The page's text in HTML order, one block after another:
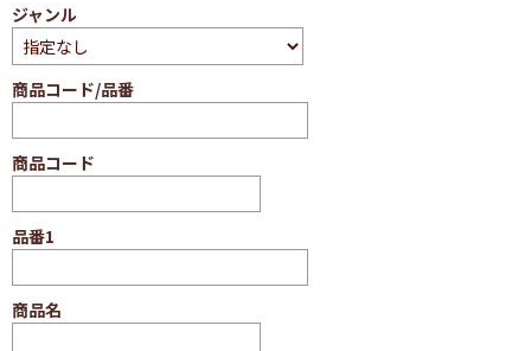
ジャンル
商品コード/品番
商品コード
品番1
商品名